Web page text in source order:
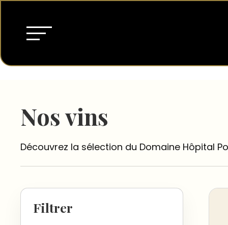
Nos vins
Découvrez la sélection du Domaine Hôpital
Filtrer